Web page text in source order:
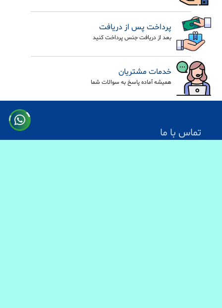
پرداخت پس از دریافت
بعد از دریافت جنس پرداخت کنید
خدمات مشتریان
همیشه آماده پاسخ به سوالات شما
تماس با ما